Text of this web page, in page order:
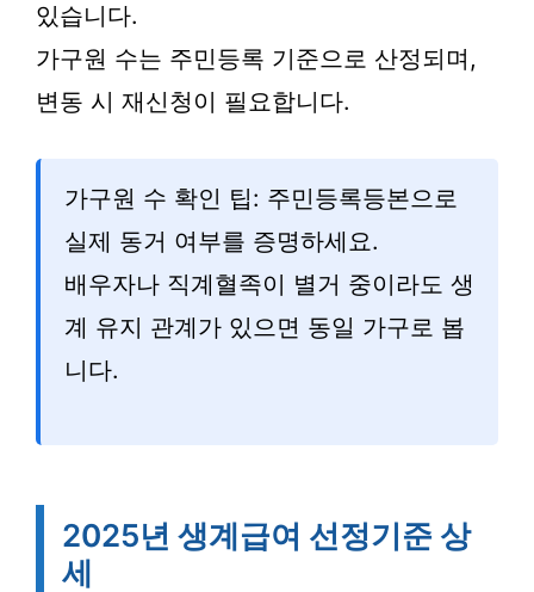
있습니다.
가구원 수는 주민등록 기준으로 산정되며,
변동 시 재신청이 필요합니다.
가구원 수 확인 팁: 주민등록등본으로
실제 동거 여부를 증명하세요.
배우자나 직계혈족이 별거 중이라도 생
계 유지 관계가 있으면 동일 가구로 봅
니다.
2025년 생계급여 선정기준 상
세